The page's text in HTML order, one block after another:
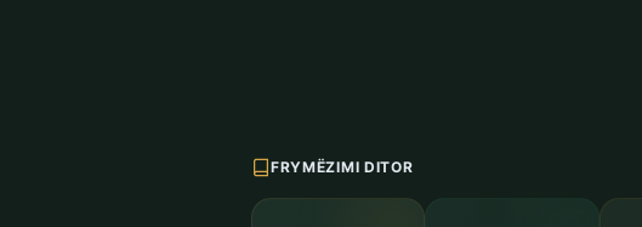
FRYMËZIMI DITOR